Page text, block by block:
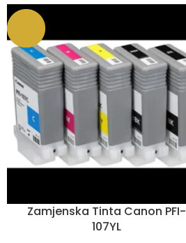
Zamjenska Tinta Canon PFI-
107YL